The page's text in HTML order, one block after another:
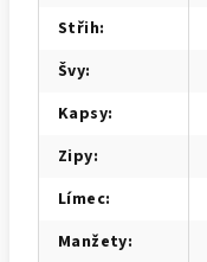
Střih:
Švy:
Kapsy:
Zipy:
Límec:
Manžety: